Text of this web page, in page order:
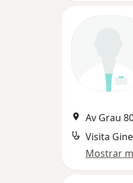
Av Grau
Visita
Mostrar